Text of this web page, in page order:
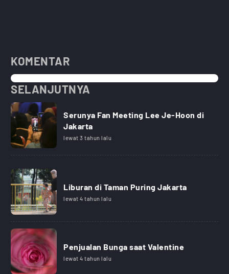
KOMENTAR
SELANJUTNYA
Serunya Fan Meeting Lee Je-Hoon di
Jakarta
lewat 3 tahun lalu
Liburan di Taman Puring Jakarta
lewat 4 tahun lalu
Penjualan Bunga saat Valentine
lewat 4 tahun lalu